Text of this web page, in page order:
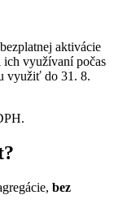
aktivácie
ich využívaní počas
využiť do 31. 8.
bez